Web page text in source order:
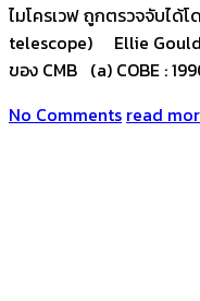
ไมโครเวฟ ถูกตรวจจับได้
telescope) Ellie
ของ CMB (a) COBE :
No Comments read